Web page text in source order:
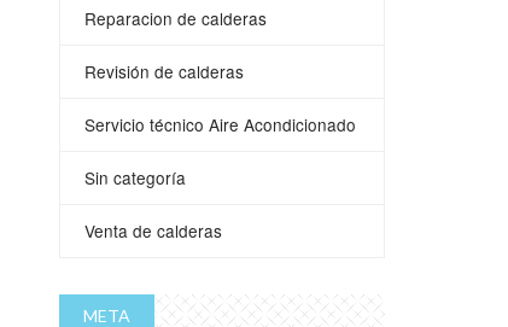
Reparacion de calderas
Revisión de calderas
Servicio técnico Aire Acondicionado
Sin categoría
Venta de calderas
META